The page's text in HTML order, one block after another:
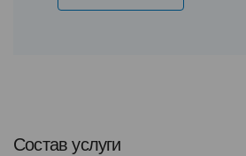
Состав услуги